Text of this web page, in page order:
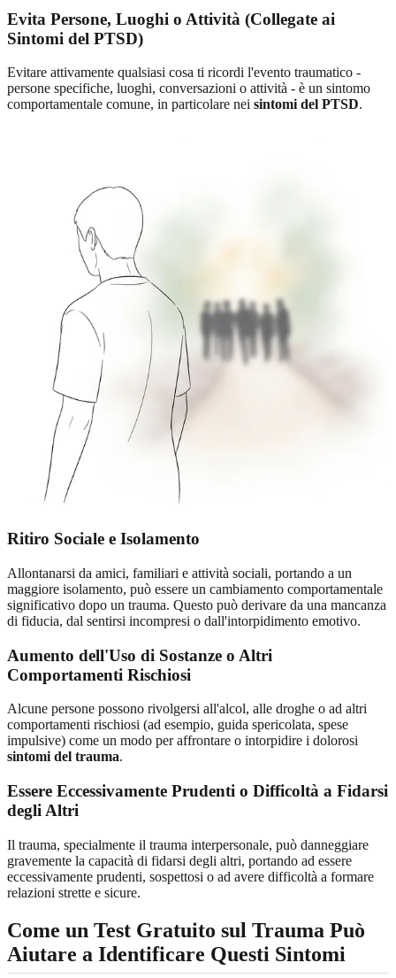
Evita Persone, Luoghi o Attività (Collegate ai
Sintomi del PTSD)
Evitare attivamente qualsiasi cosa ti ricordi l'evento traumatico -
persone specifiche, luoghi, conversazioni o attività - è un sintomo
comportamentale comune, in particolare nei sintomi del PTSD.
Ritiro Sociale e Isolamento
Allontanarsi da amici, familiari e attività sociali, portando a un
maggiore isolamento, può essere un cambiamento comportamentale
significativo dopo un trauma. Questo può derivare da una mancanza
di fiducia, dal sentirsi incompresi o dall'intorpidimento emotivo.
Aumento dell'Uso di Sostanze o Altri
Comportamenti Rischiosi
Alcune persone possono rivolgersi all'alcol, alle droghe o ad altri
comportamenti rischiosi (ad esempio, guida spericolata, spese
impulsive) come un modo per affrontare o intorpidire i dolorosi
sintomi del trauma.
Essere Eccessivamente Prudenti o Difficoltà a Fidarsi
degli Altri
Il trauma, specialmente il trauma interpersonale, può danneggiare
gravemente la capacità di fidarsi degli altri, portando ad essere
eccessivamente prudenti, sospettosi o ad avere difficoltà a formare
relazioni strette e sicure.
Come un Test Gratuito sul Trauma Può
Aiutare a Identificare Questi Sintomi